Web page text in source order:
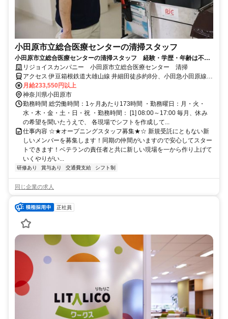
小田原市立総合医療センターの清掃スタッフ
小田原市立総合医療センターの清掃スタッフ 経験・学歴・年齢は不
問！オープニング☆
リジョイスカンパニー 小田原市立総合医療センター 清掃
アクセス 伊豆箱根鉄道大雄山線 井細田徒歩約8分、小田急小田原線
足柄（神奈川県）徒歩約10分、ＪＲ東海道新幹線 小田原西口徒歩約
20分
月給233,550円以上
神奈川県小田原市
勤務時間 総労働時間：1ヶ月あたり173時間 ・勤務曜日：月・火・
水・木・金・土・日・祝 ・勤務時間： [1] 08:00～17:00 毎月、休み
の希望を聞いたうえで、 各現場でシフトを作成して...
仕事内容 ☆★オープニングスタッフ募集★☆ 新規受託にともない新
しいメンバーを募集します！同期の仲間がいますので安心してスター
トできます！ベテランの責任者と共に新しい現場を一から作り上げて
いくやりがい...
研修あり 賞与あり 交通費支給 シフト制
同じ企業の求人
正社員